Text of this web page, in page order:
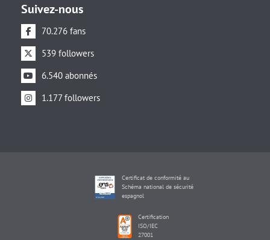
Suivez-nous
70.276 fans
539 followers
6.540 abonnés
1.177 followers
Certificat de conformité au
Schéma national de sécurité
espagnol
Certification
ISO/IEC
27001